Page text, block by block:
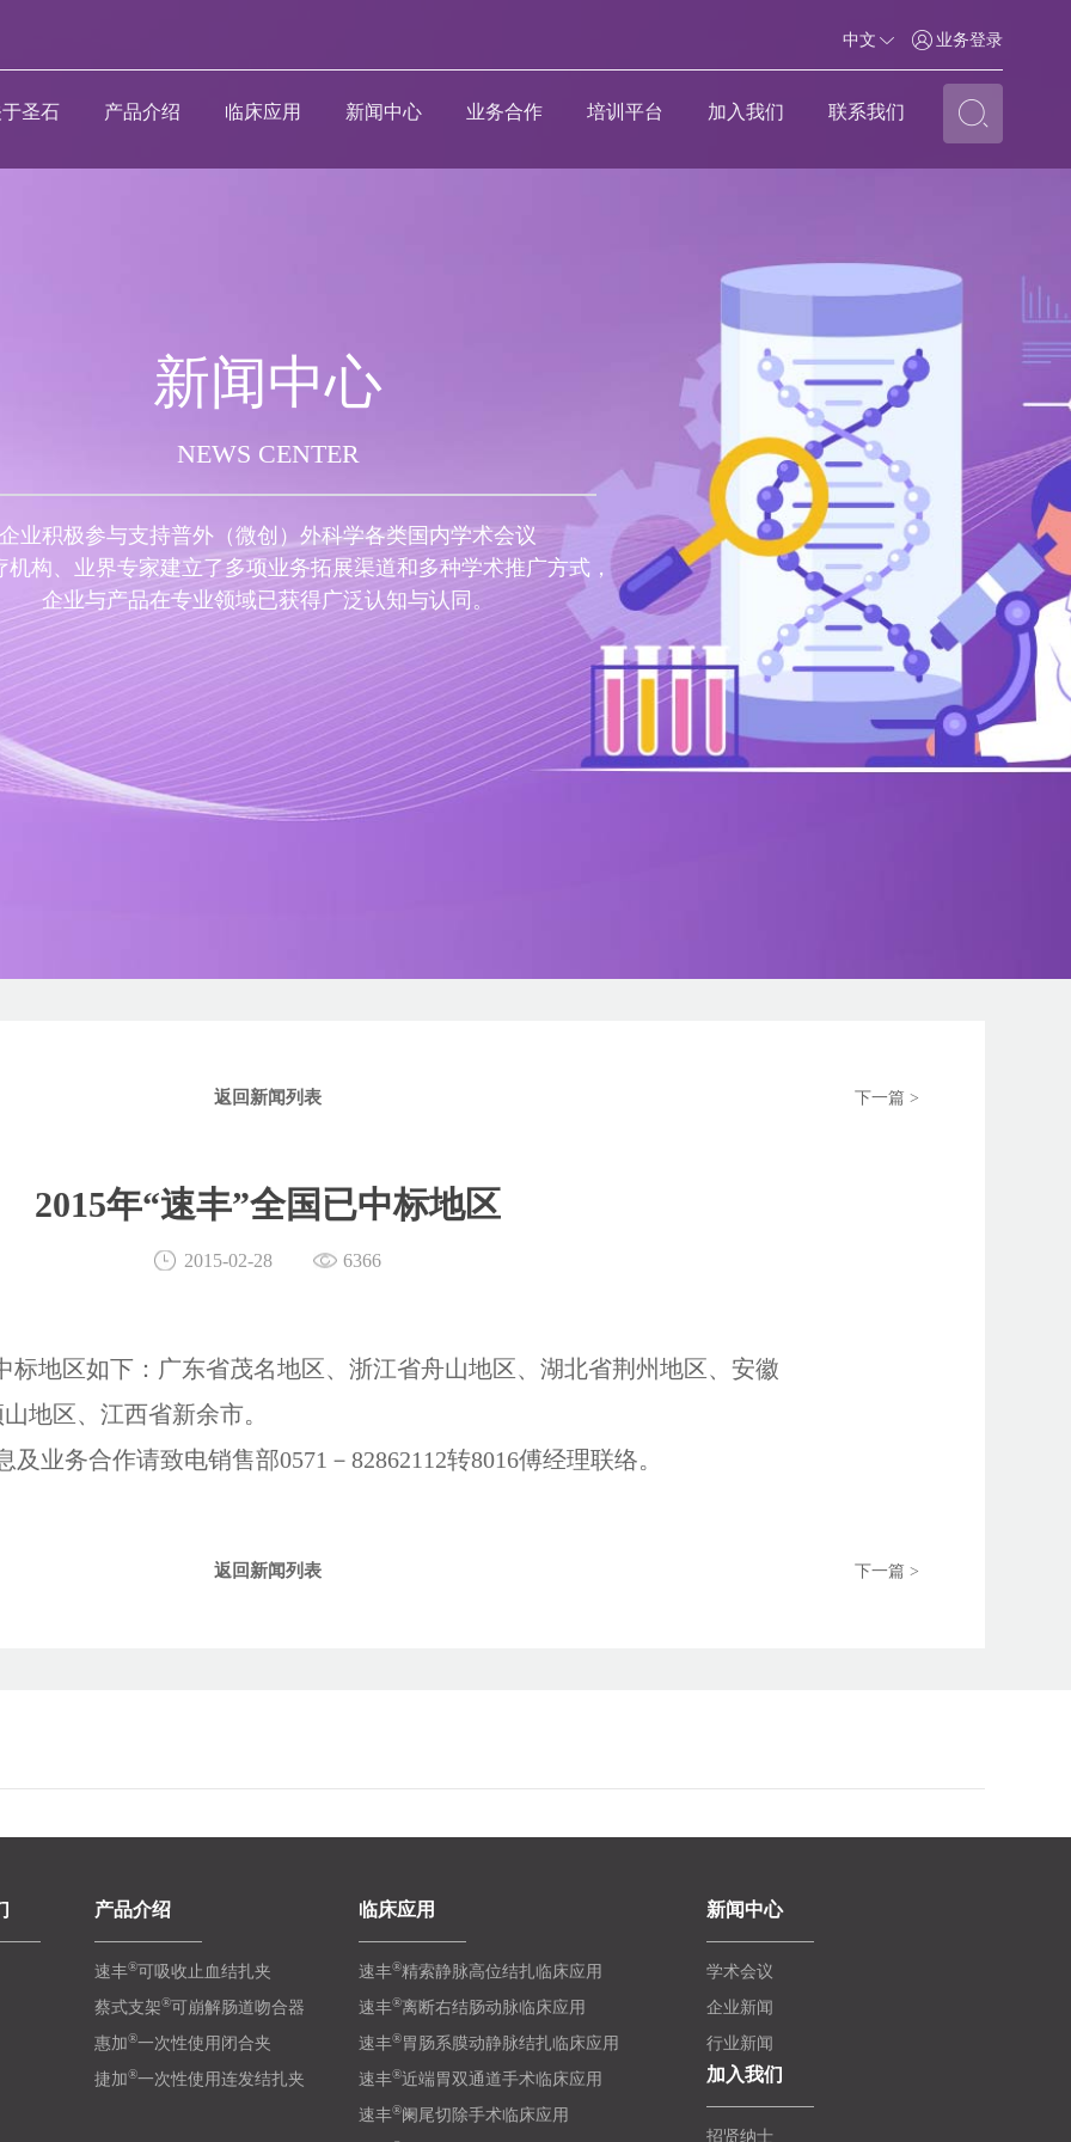
业务登录
中文
圣石 产品介绍 临床应用 新闻中心 业务合作 培训平台 加入我们 联系我们
新闻中心
NEWS CENTER
企业积极参与支持普外（微创）外科学各类国内学术会议
机构、业界专家建立了多项业务拓展渠道和多种学术推广方式，
企业与产品在专业领域已获得广泛认知与认同。
返回新闻列表 下一篇 >
2015年“速丰”全国已中标地区
2015-02-28 6366
地区如下：广东省茂名地区、浙江省舟山地区、湖北省荆州地区、安徽
地区、江西省新余市。
务合作请致电销售部0571－82862112转8016傅经理联络。
返回新闻列表 下一篇 >
产品介绍
速丰®可吸收止血结扎夹
蔡式支架®可崩解肠道吻合器
惠加®一次性使用闭合夹
捷加®一次性使用连发结扎夹
临床应用
速丰®精索静脉高位结扎临床应用
速丰®离断右结肠动脉临床应用
速丰®胃肠系膜动静脉结扎临床应用
速丰®近端胃双通道手术临床应用
速丰®阑尾切除手术临床应用
新闻中心
学术会议
企业新闻
行业新闻
加入我们
招贤纳士